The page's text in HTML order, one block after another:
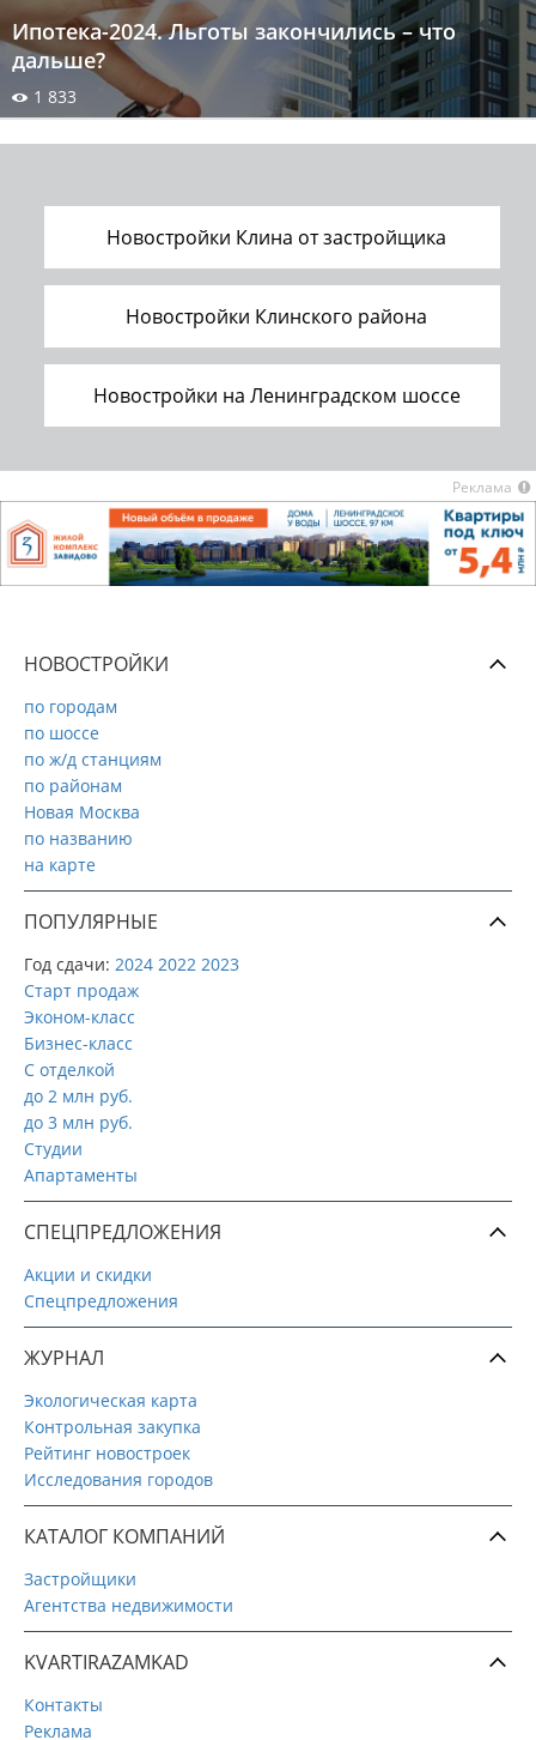
Ипотека-2024. Льготы закончились – что
дальше?
1 833
Новостройки Клина от застройщика
Новостройки Клинского района
Новостройки на Ленинградском шоссе
Реклама
НОВОСТРОЙКИ
по городам
по шоссе
по ж/д станциям
по районам
Новая Москва
по названию
на карте
ПОПУЛЯРНЫЕ
Год сдачи: 2024 2022 2023
Старт продаж
Эконом-класс
Бизнес-класс
С отделкой
до 2 млн руб.
до 3 млн руб.
Студии
Апартаменты
СПЕЦПРЕДЛОЖЕНИЯ
Акции и скидки
Спецпредложения
ЖУРНАЛ
Экологическая карта
Контрольная закупка
Рейтинг новостроек
Исследования городов
КАТАЛОГ КОМПАНИЙ
Застройщики
Агентства недвижимости
KVARTIRAZAMKAD
Контакты
Реклама